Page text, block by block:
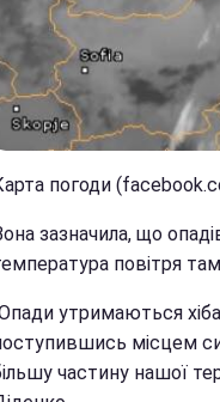
погоди
зазначила, що
повітря
утримаються
місцем
частину нашої